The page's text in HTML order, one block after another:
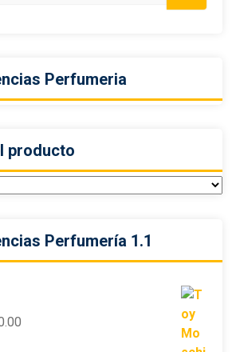
Perfumeria
producto
Perfumería 1.1